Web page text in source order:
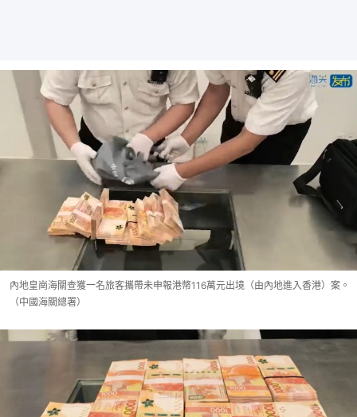
內地皇崗海關查獲一名旅客攜帶未申報港幣116萬元出境（由內地進入香港）案。
（中國海關總署）